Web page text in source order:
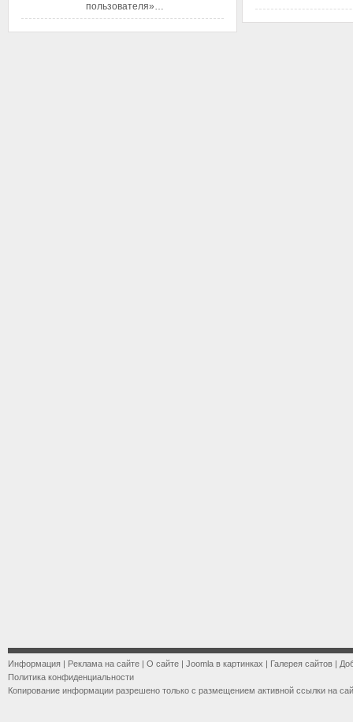
пользователя»…
Информация | Реклама на сайте | О сайте | Joomla в картинках | Галерея сайтов |
Политика конфиденциальности
Копирование информации разрешено только с размещением активной ссылки на